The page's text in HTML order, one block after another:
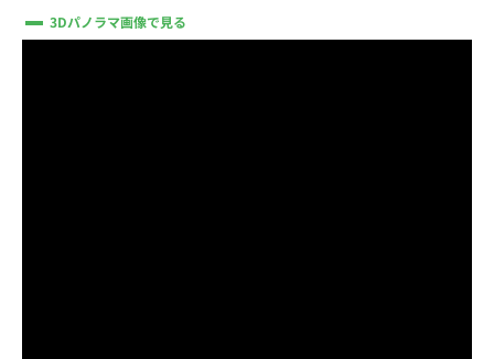
3Dパノラマ画像で見る